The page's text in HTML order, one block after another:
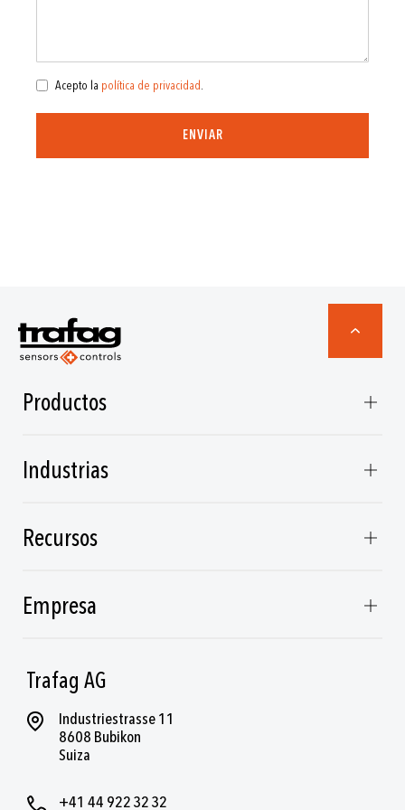
Acepto la política de privacidad.
ENVIAR
Trafag AG
Industriestrasse 11
8608 Bubikon
Suiza
+41 44 922 32 32
Productos
Industrias
Recursos
Empresa